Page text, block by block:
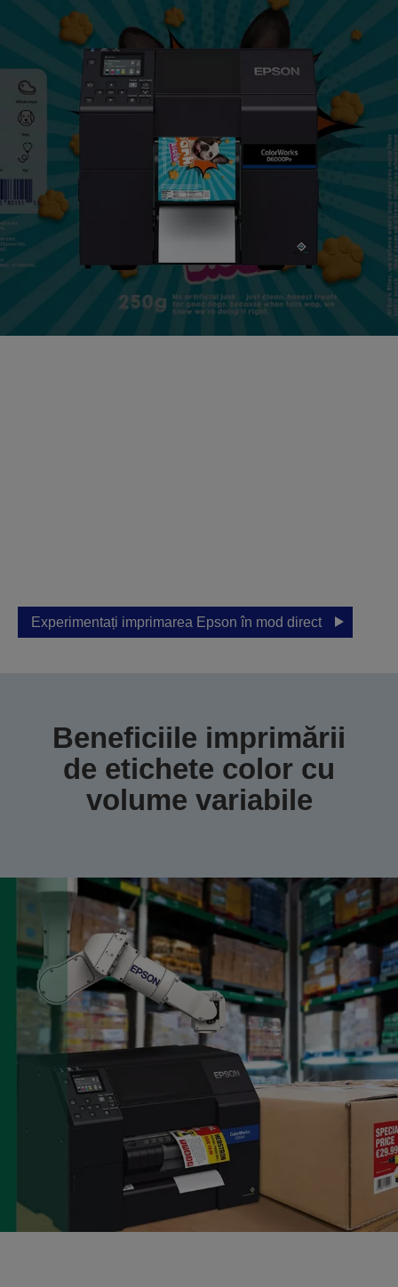
Experimentați imprimarea Epson în mod direct
Beneficiile imprimării
de etichete color cu
volume variabile